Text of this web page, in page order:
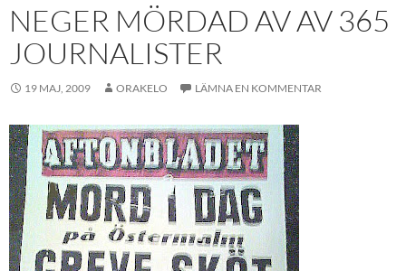
NEGER MÖRDAD AV AV 365
JOURNALISTER
19 MAJ, 2009 ORAKELO LÄMNA EN KOMMENTAR